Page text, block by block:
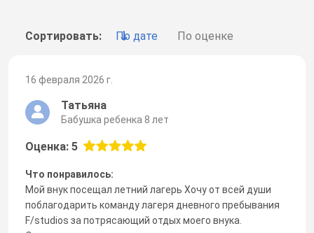
Сортировать: По дате По оценке
16 февраля 2026 г.
Татьяна
Бабушка ребенка 8 лет
Оценка: 5
Что понравилось:
Мой внук посещал летний лагерь Хочу от всей души
поблагодарить команду лагеря дневного пребывания
F/studios за потрясающий отдых моего внука.